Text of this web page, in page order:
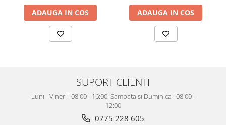
ADAUGA IN COS ADAUGA IN COS
SUPORT CLIENTI
Luni - Vineri : 08:00 - 16:00, Sambata si Duminica : 08:00 -
12:00
0775 228 605